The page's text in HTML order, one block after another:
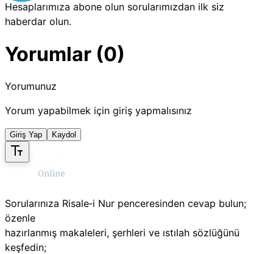
Hesaplarımıza abone olun sorularımızdan ilk siz
haberdar olun.
Yorumlar (0)
Yorumunuz
Yorum yapabilmek için giriş yapmalısınız
Giriş Yap Kaydol
Sorularınıza Risale‑i Nur penceresinden cevap bulun;
özenle
hazırlanmış makaleleri, şerhleri ve ıstılah sözlüğünü
keşfedin;